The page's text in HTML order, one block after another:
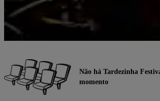
Não há Tardezinha
momento